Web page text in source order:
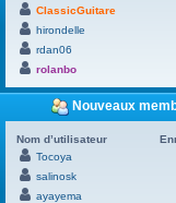
ClassicGuitare
hirondelle
rdan06
rolanbo
Nouveaux
Nom d’utilisateur
Tocoya
salinosk
ayayema